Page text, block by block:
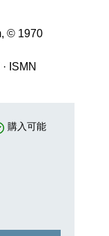
© 1970
· ISMN
購入可能